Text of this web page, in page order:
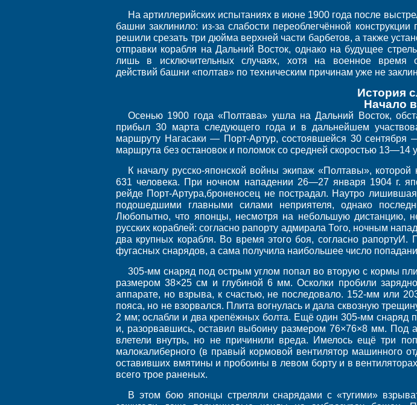
На артиллерийских испытаниях в июне 1900 года после
башни заклинило: из-за слабости переоблегчённой
решили срезать три дюйма верхней части барбетов, а также
отправки корабля на Дальний Восток, однако на будущее
лишь в исключительных случаях, хотя на военное время
действий башни «полтав» по техническим причинам уже не
История
Начало
Осенью 1900 года «Полтава» ушла на Дальний Восток,
прибыл 30 марта следующего года и в дальнейшем
маршруту Нагасаки — Порт-Артур, состоявшейся 30
маршрута без остановок и поломок со средней скоростью 13—14
К началу русско-японской войны экипаж «Полтавы»,
631 человека. При ночном нападении 26—27 января 1904 г.
рейде Порт-Артура,броненосец не пострадал. Наутро
подошедшими главными силами неприятеля, однако
Любопытно, что японцы, несмотря на небольшую дистанцию,
русских кораблей: согласно рапорту адмирала Того, ночным
два крупных корабля. Во время этого боя, согласно
фугасных снарядов, а сама получила наибольшее число
305-мм снаряд под острым углом попал во вторую с кормы
размером 38×25 см и глубиной 6 мм. Осколки пробили
аппарате, но взрыва, к счастью, не последовало. 152-мм или
пояса, но не взорвался. Плита вогнулась и дала сквозную
2 мм; ослабли и два крепёжных болта. Ещё один 305-мм снаряд
и, разорвавшись, оставил выбоину размером 76×76×8 мм. Под
влетели внутрь, но не причинили вреда. Имелось ещё три
малокалиберного (в правый кормовой вентилятор машинного
оставивших вмятины и пробоины в левом борту и в
всего трое раненых.
В этом бою японцы стреляли снарядами с «тугими»